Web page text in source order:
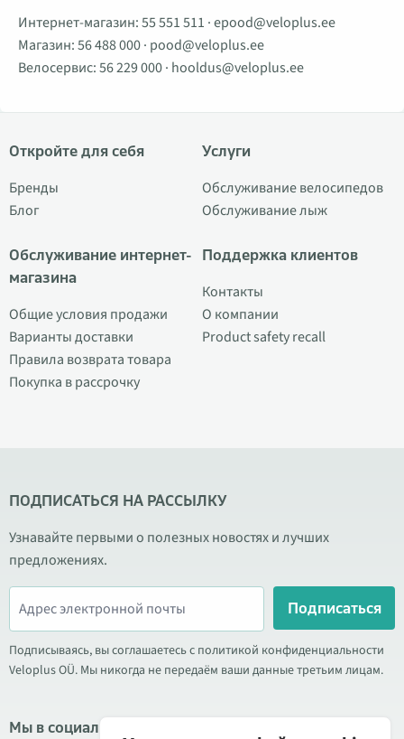
Интернет-магазин:55 551 511 ·epood@veloplus.ee
Магазин:56 488 000· pood@veloplus.ee
Велосервис:56 229 000· hooldus@veloplus.ee
Откройте для себя
Бренды
Блог
Обслуживание интернет-
магазина
Общие условия продажи
Варианты доставки
Правила возврата товара
Покупка в рассрочку
Услуги
Обслуживание велосипедов
Обслуживание лыж
Поддержка клиентов
Контакты
О компании
Product safety recall
ПОДПИСАТЬСЯ НА РАССЫЛКУ
Узнавайте первыми о полезных новостях и лучших
предложениях.
Подписаться
Подписываясь, вы соглашаетесь с политикой конфиденциальности
Veloplus OÜ. Мы никогда не передаём ваши данные третьим лицам.
Мы в социальных сетях